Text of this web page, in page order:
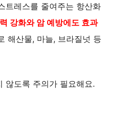
트레스를 줄여주는 항산화
강화와 암 예방에도 효과
해산물, 마늘, 브라질넛 등
않도록 주의가 필요해요.